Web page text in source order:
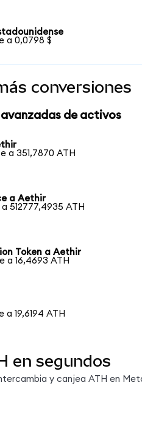
a 0,0798 $
conversiones
de activos
a 351,7870 ATH
a Aethir
a 512777,4935 ATH
Token a Aethir
a 16,4693 ATH
a 19,6194 ATH
en segundos
y canjea ATH en